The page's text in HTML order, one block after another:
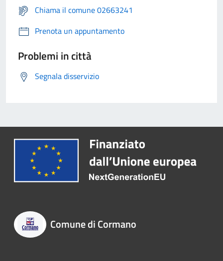
Chiama il comune 02663241
Prenota un appuntamento
Problemi in città
Segnala disservizio
Comune di Cormano